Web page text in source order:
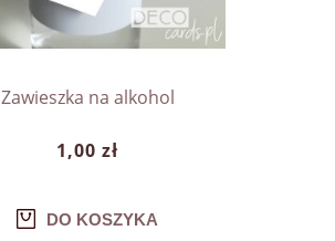
Zawieszka na alkohol
1,00 zł
DO KOSZYKA